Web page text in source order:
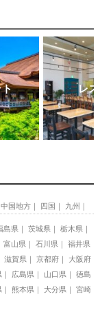
ト レ
中国地方 四国 九州
島県 茨城県
栃木県
富山県 石川県
福井県
滋賀県 京都府
大阪府
広島県 山口県
徳島
熊本県 大分県
宮崎